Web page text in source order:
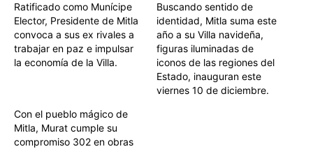
Ratificado como Munícipe
Elector, Presidente de Mitla
convoca a sus ex rivales a
trabajar en paz e impulsar
la economía de la Villa.
Buscando sentido de
identidad, Mitla suma este
año a su Villa navideña,
figuras iluminadas de
iconos de las regiones del
Estado, inauguran este
viernes 10 de diciembre.
Con el pueblo mágico de
Mitla, Murat cumple su
compromiso 302 en obras